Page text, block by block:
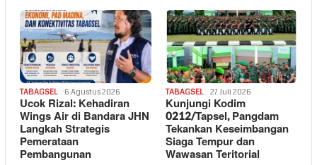
TABAGSEL 6 Agustus 2026
Ucok Rizal: Kehadiran
Wings Air di Bandara JHN
Langkah Strategis
Pemerataan
Pembangunan
TABAGSEL 27 Juli 2026
Kunjungi Kodim
0212/Tapsel, Pangdam
Tekankan Keseimbangan
Siaga Tempur dan
Wawasan Teritorial